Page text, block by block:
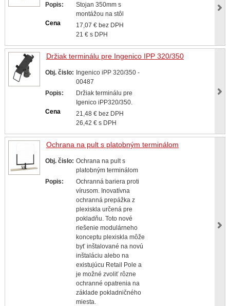
Popis:
Stojan 350mm s
montážou na stôl
Cena
17,07 € bez DPH
21 € s DPH
Držiak terminálu pre Ingenico IPP 320/350
Obj. čislo: Ingenico iPP 320/350 -
00487
Popis:
Držiak terminálu pre
Igenico iPP320/350.
Cena
21,48 € bez DPH
26,42 € s DPH
Ochrana na pult s platobným terminálom
Obj. čislo: Ochrana na pult s
platobným terminálom
Popis:
Ochranná bariera proti
vírusom. Inovatívna
ochranná prepážka z
plexiskla určená pre
pokladňu. Toto nové
riešenie modulárneho
konceptu plexiskla môže
byť inštalované na novú
inštaláciu alebo na
existujúcu Retail Pole a
je možné zvoliť rôzne
ochranné opatrenia na
základe pokladničného
miesta.